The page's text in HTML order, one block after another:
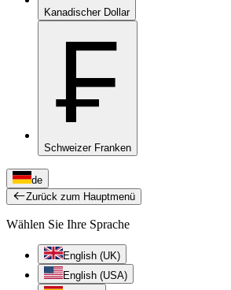
Kanadischer Dollar
₣
Schweizer Franken
de
Zurück zum Hauptmenü
Wählen Sie Ihre Sprache
English (UK)
English (USA)